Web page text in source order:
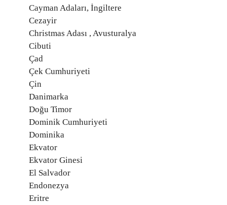
Cayman Adaları, İngiltere
Cezayir
Christmas Adası , Avusturalya
Cibuti
Çad
Çek Cumhuriyeti
Çin
Danimarka
Doğu Timor
Dominik Cumhuriyeti
Dominika
Ekvator
Ekvator Ginesi
El Salvador
Endonezya
Eritre